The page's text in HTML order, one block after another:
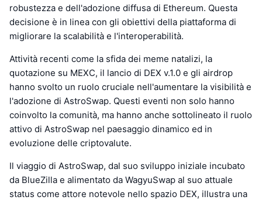
robustezza e dell'adozione diffusa di Ethereum. Questa
decisione è in linea con gli obiettivi della piattaforma di
migliorare la scalabilità e l'interoperabilità.
Attività recenti come la sfida dei meme natalizi, la
quotazione su MEXC, il lancio di DEX v.1.0 e gli airdrop
hanno svolto un ruolo cruciale nell'aumentare la visibilità e
l'adozione di AstroSwap. Questi eventi non solo hanno
coinvolto la comunità, ma hanno anche sottolineato il ruolo
attivo di AstroSwap nel paesaggio dinamico ed in
evoluzione delle criptovalute.
Il viaggio di AstroSwap, dal suo sviluppo iniziale incubato
da BlueZilla e alimentato da WagyuSwap al suo attuale
status come attore notevole nello spazio DEX, illustra una